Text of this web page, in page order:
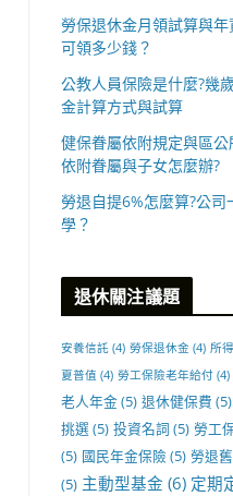
勞保退休金月領試算與
可領多少錢？
公教人員保險是什麼?幾
金計算方式與試算
健保眷屬依附規定與區
依附眷屬與子女怎麼辦?
勞退自提6%怎麼算?公
學？
退休關注議題
安養信託 (4) 勞保退休金 (4) 所
夏普值 (4) 勞工保險老年給付 (4)
老人年金(5) 退休健保費 (5)
挑選 (5) 投資名詞 (5) 勞工
(5) 國民年金保險 (5) 勞退
(5) 主動型基金 (6) 定期